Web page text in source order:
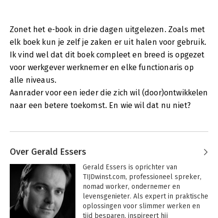
organiseren. Sociale innovatie dus.' - Ton de Korte, directeur
Nederlands Centrum voor Sociale Innovatie (NCSI)
'Goed en vooral zeer praktisch boek voor iedereen die
flexibeler wil werken, vol met handige tips en checklists.' - Bas
van de Haterd, auteur Werken Nieuwe Stijl
'Gerald laat zien hoe je de mogelijkheden van de virtuele
werkomgeeving verbindt met een effectieve persoonlijke
werkstijl. Dit boek is een zeer toegankelijke introductie voor
NeXtrategy
'Slim werken en slim reizen is in opkomst. De winst in tijd, geld
en leefstijl is evident. Dit boek vol praktische tips getuigt
daarvan.' - Lodewijk de Waal, voorzitter Taskforce
Mobiliteitsmanagement
'Als alle kenniswerkers in Nederland dit boek zouden lezen en
Zonet het e-book in drie dagen uitgelezen. Zoals met
elk boek kun je zelf je zaken er uit halen voor gebruik.
Ik vind wel dat dit boek compleet en breed is opgezet
voor werkgever werknemer en elke functionaris op
alle niveaus.
Aanrader voor een ieder die zich wil (door)ontwikkelen
naar een betere toekomst. En wie wil dat nu niet?
Over Gerald Essers
Gerald Essers is oprichter van
TIJDwinst.com, professioneel spreker,
nomad worker, ondernemer en
levensgenieter. Als expert in praktische
oplossingen voor slimmer werken en
tijd besparen, inspireert hij